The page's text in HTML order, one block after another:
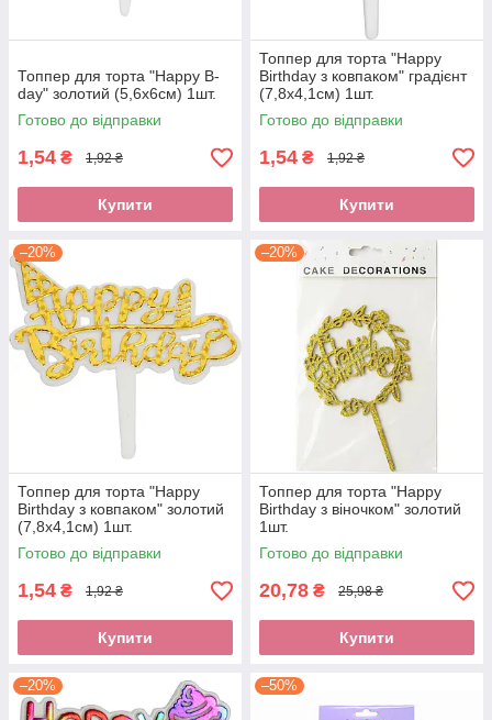
Топпер для торта "Happy B-
day" золотий (5,6х6см) 1шт.
Готово до відправки
1,54 ₴ 1,92 ₴
Купити
Топпер для торта "Happy
Birthday з ковпаком" градієнт
(7,8х4,1см) 1шт.
Готово до відправки
1,54 ₴ 1,92 ₴
Купити
–20%
Топпер для торта "Happy
Birthday з ковпаком" золотий
(7,8х4,1см) 1шт.
Готово до відправки
1,54 ₴ 1,92 ₴
Купити
–20%
Топпер для торта "Happy
Birthday з віночком" золотий
1шт.
Готово до відправки
20,78 ₴ 25,98 ₴
Купити
–20% –50%